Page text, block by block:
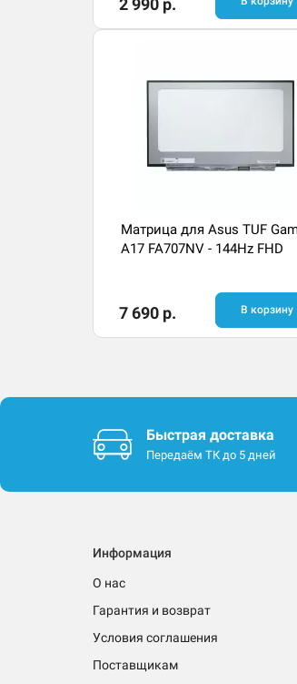
2 990 р.
Матрица для Asus TUF
A17 FA707NV - 144Hz FHD
7 690 р. В корзину
Быстрая доставка
Передаём ТК до 5 дней
Информация
О нас
Гарантия и возврат
Условия соглашения
Поставщикам